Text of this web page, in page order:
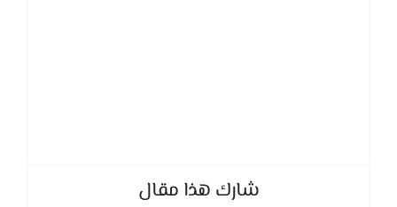
شارك هذا مقال